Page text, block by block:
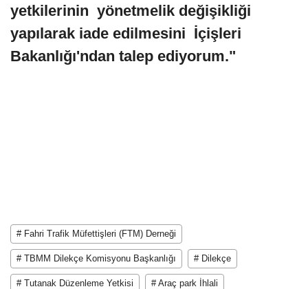
yetkilerinin yönetmelik değişikliği
yapılarak iade edilmesini İçişleri
Bakanlığı'ndan talep ediyorum."
# Fahri Trafik Müfettişleri (FTM) Derneği
# TBMM Dilekçe Komisyonu Başkanlığı # Dilekçe
# Tutanak Düzenleme Yetkisi # Araç park İhlali